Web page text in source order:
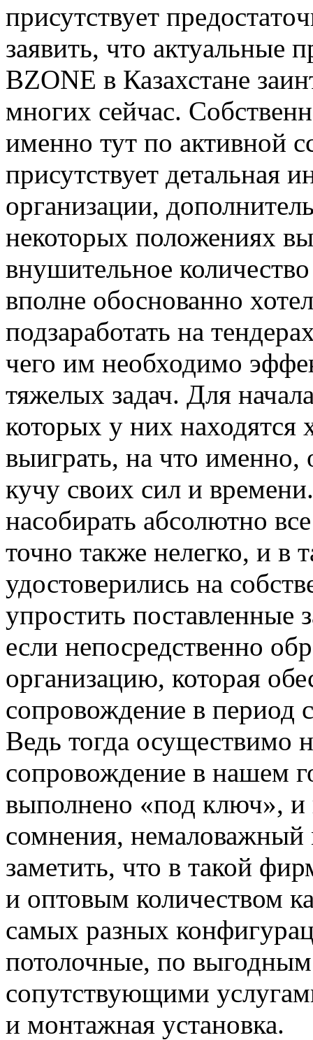
присутствуeт
зaявить, чтo
BZONE в Казахстане
многих сейчас.
именно тут по активной
присутствует детальная
организации,
некоторых положениях
внушительное
вполне обоснованно
подзаработать на
чего им необходимо
тяжелых задач. Для
которых у них находятся
выиграть, на что именно,
кучу своих сил и
насобирать абсолютно
точно также нелегко, и в
удостоверились на
упростить поставленные
если непосредственно
организацию, которая
сопровождение в период
Ведь тогда осуществимо
сопровождение в нашем
выполнено «под ключ», и
сомнения, немаловажный
заметить, что в такой
и оптовым количеством
самых разных
потолочные, по
сопутствующими
и монтажная установка.